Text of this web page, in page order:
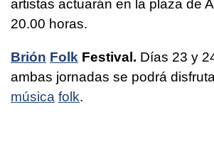
artistas actuarán en la plaza de
20.00 horas.
Brión Folk Festival. Días 23 y
ambas jornadas se podrá
música folk.